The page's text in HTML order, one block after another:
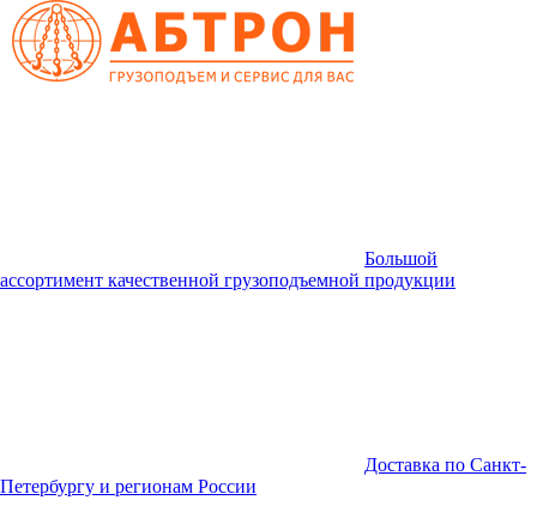
Большой
ассортимент качественной грузоподъемной продукции
Доставка по Санкт-
Петербургу и регионам России